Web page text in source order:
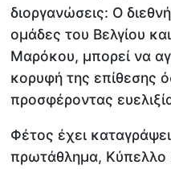
διοργανώσεις: Ο
ομάδες του Βελγίου
Μαρόκου, μπορεί να
κορυφή της επίθεσης
προσφέροντας
Φέτος έχει
πρωτάθλημα, Κύπελλο